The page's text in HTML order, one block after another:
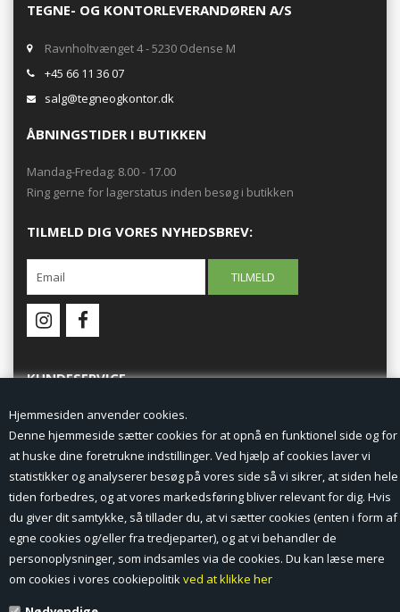
Hjemmesiden anvender cookies.
Denne hjemmeside sætter cookies for at opnå en funktionel side og for
at huske dine foretrukne indstillinger. Ved hjælp af cookies laver vi
statistikker og analyserer besøg på vores side så vi sikrer, at siden hele
tiden forbedres, og at vores markedsføring bliver relevant for dig. Hvis
du giver dit samtykke, så tillader du, at vi sætter cookies (enten i form af
egne cookies og/eller fra tredjeparter), og at vi behandler de
personoplysninger, som indsamles via de cookies. Du kan læse mere
om cookies i vores cookiepolitikved at klikke her
TEGNE- OG KONTORLEVERANDØREN A/S
Ravnholtvænget 4 - 5230 Odense M
+45 66 11 36 07
salg@tegneogkontor.dk
ÅBNINGSTIDER I BUTIKKEN
Mandag-Fredag: 8.00 - 17.00
Ring gerne for lagerstatus inden besøg i butikken
TILMELD DIG VORES NYHEDSBREV:
KUNDESERVICE
Min Konto
Nyheder
Vilkår og betingelser
Profil